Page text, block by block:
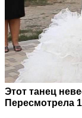
Этот танец
Пересмотрела